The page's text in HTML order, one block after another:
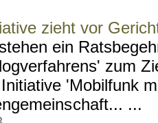
zieht vor
ein
zum
'Mobilfunk
chaft... ...